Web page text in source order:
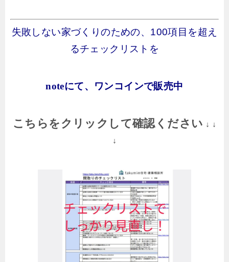
失敗しない家づくりのための、100項目を超え
るチェックリストを
noteにて、ワンコインで販売中
こちらをクリックして確認ください ↓ ↓
↓